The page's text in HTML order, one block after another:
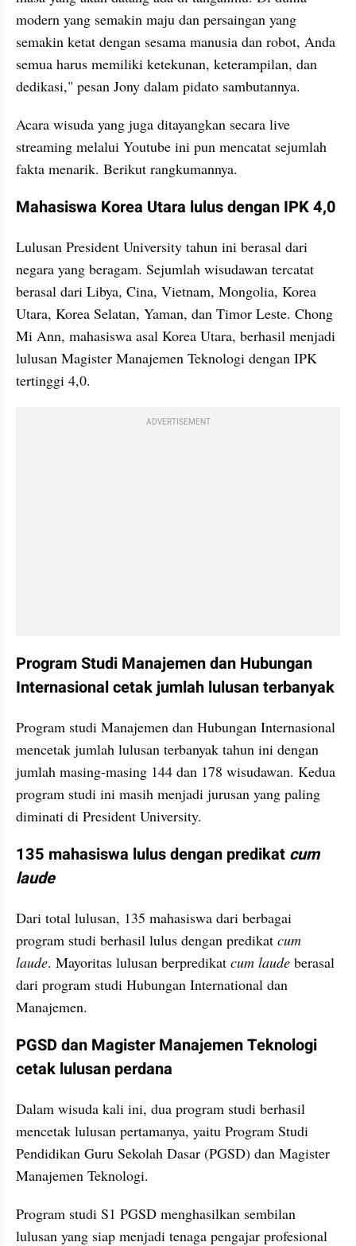
modern yang semakin maju dan persaingan yang
semakin ketat dengan sesama manusia dan robot, Anda
semua harus memiliki ketekunan, keterampilan, dan
dedikasi," pesan Jony dalam pidato sambutannya.
Acara wisuda yang juga ditayangkan secara live
streaming melalui Youtube ini pun mencatat sejumlah
fakta menarik. Berikut rangkumannya.
Mahasiswa Korea Utara lulus dengan IPK 4,0
Lulusan President University tahun ini berasal dari
negara yang beragam. Sejumlah wisudawan tercatat
berasal dari Libya, Cina, Vietnam, Mongolia, Korea
Utara, Korea Selatan, Yaman, dan Timor Leste. Chong
Mi Ann, mahasiswa asal Korea Utara, berhasil menjadi
lulusan Magister Manajemen Teknologi dengan IPK
tertinggi 4,0.
ADVERTISEMENT
Program Studi Manajemen dan Hubungan
Internasional cetak jumlah lulusan terbanyak
Program studi Manajemen dan Hubungan Internasional
mencetak jumlah lulusan terbanyak tahun ini dengan
jumlah masing-masing 144 dan 178 wisudawan. Kedua
program studi ini masih menjadi jurusan yang paling
diminati di President University.
135 mahasiswa lulus dengan predikat cum
laude
Dari total lulusan, 135 mahasiswa dari berbagai
program studi berhasil lulus dengan predikat cum
laude. Mayoritas lulusan berpredikat cum laude berasal
dari program studi Hubungan International dan
Manajemen.
PGSD dan Magister Manajemen Teknologi
cetak lulusan perdana
Dalam wisuda kali ini, dua program studi berhasil
mencetak lulusan pertamanya, yaitu Program Studi
Pendidikan Guru Sekolah Dasar (PGSD) dan Magister
Manajemen Teknologi.
Program studi S1 PGSD menghasilkan sembilan
lulusan yang siap menjadi tenaga pengajar profesional